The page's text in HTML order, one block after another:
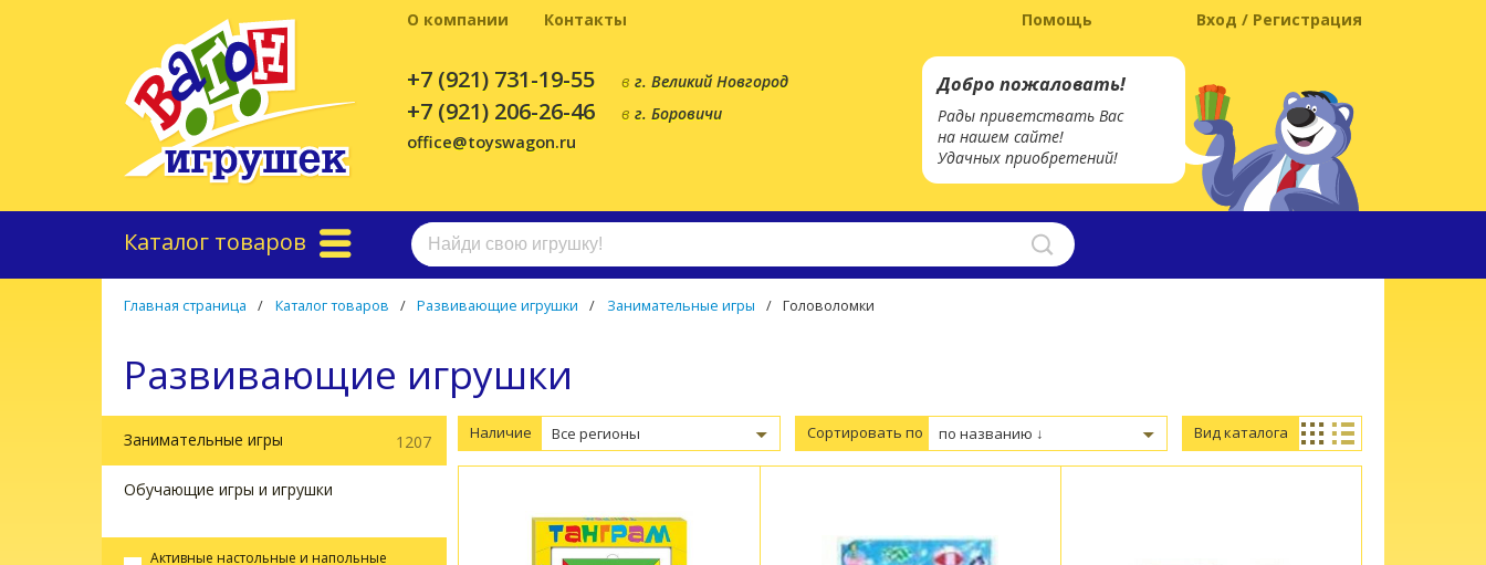
+7 (921) 731-19-55 в г. Великий Новгород
+7 (921) 206-26-46 в г. Боровичи
office@toyswagon.ru
Добро пожаловать!
Рады приветствать Вас
на нашем сайте!
Удачных приобретений!
Каталог товаров
Главная страница / Каталог товаров / Развивающие игрушки / Занимательные игры / Головоломки
Развивающие игрушки
Занимательные игры 1207
Обучающие игры и игрушки
Активные настольные и напольные
Наличие Все регионы Сортировать по по названию ↓ Вид каталога
Вход / Регистрация
О компании Контакты Помощь